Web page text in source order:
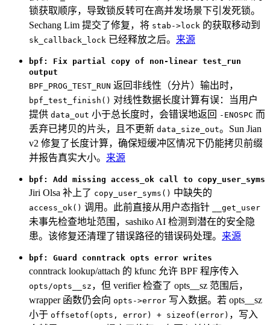
锁获取顺序，导致锁反转可在高并发场景下引发死锁。
Sechang Lim 提交了修复，将 stab->lock 的获取移动到
sk_callback_lock 已经释放之后。 来源
bpf: Fix partial copy of non-linear test_run
output
BPF_PROG_TEST_RUN 返回非线性（分片）输出时，
bpf_test_finish() 对线性数据长度计算有误：当用户
提供 data_out 小于总长度时，会错误地返回 -ENOSPC 而
丢弃已拷贝的片头，且不更新 data_size_out。Sun Jian
v2 修复了长度计算，确保短缓冲区情况下仍能拷贝前缀
并报告真实大小。 来源
bpf: Add missing access_ok call to copy_user_syms
Jiri Olsa 补上了 copy_user_syms() 中缺失的
access_ok() 调用。此前直接从用户态指针 __get_user
未事先检查地址范围，sashiko AI 检测到潜在的安全隐
患。该修复还清理了错误路径的错误码处理。 来源
bpf: Guard conntrack opts error writes
conntrack lookup/attach 的 kfunc 允许 BPF 程序传入
opts/opts__sz ，但 verifier 检查了 opts__sz 范围后，
wrapper 函数仍会向 opts->error 写入数据。若 opts__sz
小于 offsetof(opts, error) + sizeof(error) ，写入